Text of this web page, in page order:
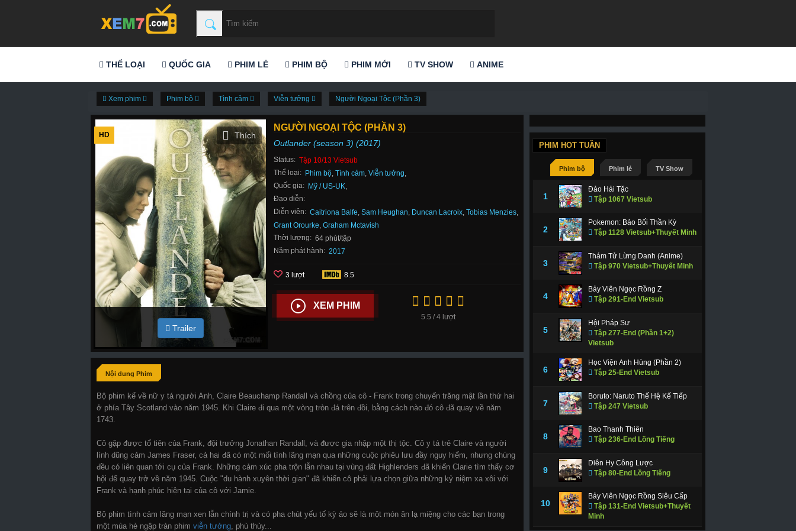
THỂ LOẠI QUỐC GIA PHIM LẺ PHIM BỘ PHIM MỚI TV SHOW ANIME
Xem phim Phim bộ Tình cảm Viễn tưởng Người Ngoại Tộc (Phần 3)
HD
Trailer
NGƯỜI NGOẠI TỘC (PHẦN 3)
Outlander (season 3) (2017)
Status: Tập 10/13 Vietsub
Thể loại: Phim bộ,Tình cảm,Viễn tưởng,
Quốc gia: Mỹ / US-UK,
Đạo diễn:
Diễn viên: Caitriona Balfe,Sam Heughan, Duncan Lacroix,Tobias Menzies,
Grant Orourke,Graham Mctavish
Thời lượng: 64 phút/tập
Năm phát hành: 2017
3 lượt 8.5
XEM PHIM
5.5 / 4 lượt
Nội dung Phim
Bộ phim kể về nữ y tá người Anh, Claire Beauchamp Randall và chồng của cô - Frank trong chuyến trăng mật lần thứ hai
ở phía Tây Scotland vào năm 1945. Khi Claire đi qua một vòng tròn đá trên đồi, bằng cách nào đó cô đã quay về năm
1743.
Cô gặp được tổ tiên của Frank, đội trưởng Jonathan Randall, và được gia nhập một thị tộc. Cô y tá trẻ Claire và người
lính dũng cảm James Fraser, cả hai đã có một mối tình lãng mạn qua những cuộc phiêu lưu đầy nguy hiểm, nhưng chúng
đều có liên quan tới cụ của Frank. Những cảm xúc pha trộn lẫn nhau tại vùng đất Highlenders đã khiến Clarie tìm thấy cơ
hội để quay trở về năm 1945. Cuộc "du hành xuyên thời gian" đã khiến cô phải lựa chọn giữa những kỷ niệm xa xôi với
Frank và hạnh phúc hiện tại của cô với Jamie.
Bộ phim tình cảm lãng mạn xen lẫn chính trị và có pha chút yếu tố kỳ ảo sẽ là một món ăn lạ miệng cho các bạn trong
một mùa hè ngập tràn phim viễn tưởng , phù thủy...
PHIM HOT TUẦN
Phim bộ Phim lẻ TV Show
1
Đảo Hải Tặc
Tập 1067 Vietsub
2
Pokemon: Bảo Bối Thần Kỳ
Tập 1128 Vietsub+Thuyết Minh
3
Thám Tử Lừng Danh (Anime)
Tập 970 Vietsub+Thuyết Minh
4
Bảy Viên Ngọc Rồng Z
Tập 291-End Vietsub
5
Hội Pháp Sư
Tập 277-End (Phần 1+2)
Vietsub
6
Học Viện Anh Hùng (Phần 2)
Tập 25-End Vietsub
7
Boruto: Naruto Thế Hệ Kế Tiếp
Tập 247 Vietsub
8
Bao Thanh Thiên
Tập 236-End Lồng Tiếng
9
Diên Hy Công Lược
Tập 80-End Lồng Tiếng
10
Bảy Viên Ngọc Rồng Siêu Cấp
Tập 131-End Vietsub+Thuyết
Minh